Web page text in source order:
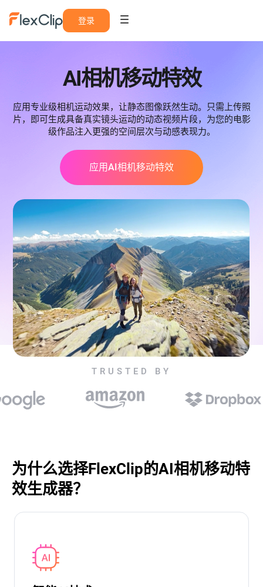
登录
AI相机移动特效
应用专业级相机运动效果，让静态图像跃然生动。只需上传照
片，即可生成具备真实镜头运动的动态视频片段，为您的电影
级作品注入更强的空间层次与动感表现力。
应用AI相机移动特效
TRUSTED BY
为什么选择FlexClip的AI相机移动特
效生成器？